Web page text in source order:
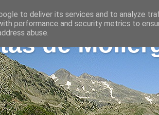
de
to deliver its services and to analyze
performance and security metrics to
abuse.